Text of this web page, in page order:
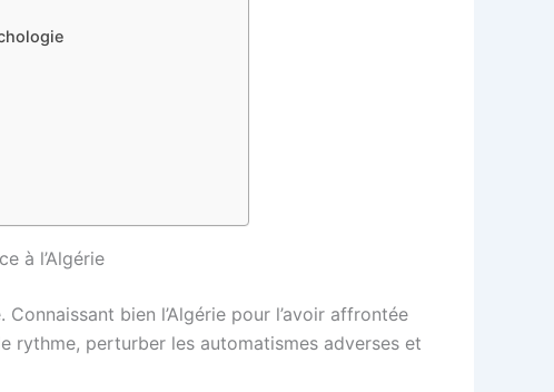
à l’Algérie
bien l’Algérie pour l’avoir affrontée
rythme, perturber les automatismes adverses et